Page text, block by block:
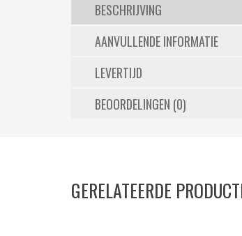
BESCHRIJVING
AANVULLENDE INFORMATIE
LEVERTIJD
BEOORDELINGEN (0)
GERELATEERDE